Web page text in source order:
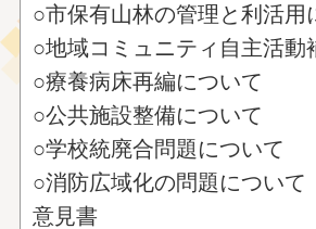
○市保有山林の管理と利活用
○地域コミュニティ自主活動
○療養病床再編について
○公共施設整備について
○学校統廃合問題について
○消防広域化の問題について
意見書